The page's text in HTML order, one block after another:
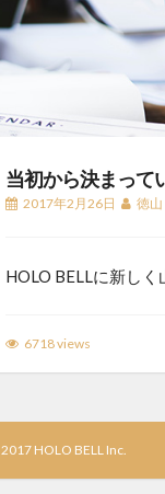
当初から決まって
2017年2月26日 徳山
HOLO BELLに新しく
6718 views
2017 HOLO BELL Inc.